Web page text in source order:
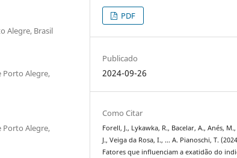
Alegre, Brasil
Porto Alegre,
Porto Alegre,
PDF
Publicado
2024-09-26
Como Citar
Forell, J., Lykawka, R., Bacelar, A., Anés, M.,
J., Veiga da Rosa, I., … A. Pianoschi, T.
Fatores que influenciam a exatidão do